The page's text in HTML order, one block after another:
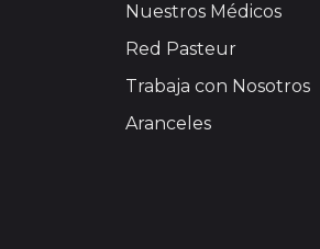
Nuestros Médicos
Red Pasteur
Trabaja con Nosotros
Aranceles